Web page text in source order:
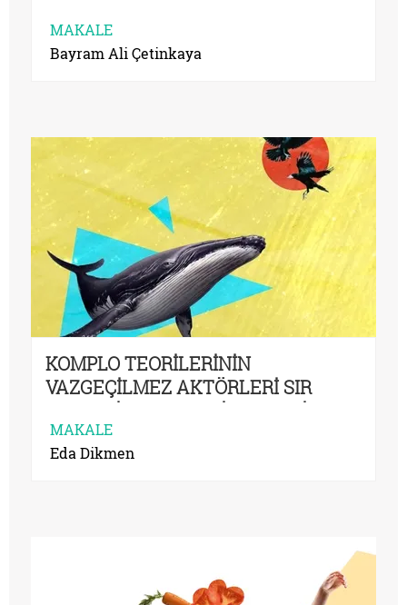
MAKALE
Bayram Ali Çetinkaya
KOMPLO TEORİLERİNİN
VAZGEÇİLMEZ AKTÖRLERİ SIR
PERDESİ ARDINDAKİ EZOTERİK
ÖRGÜTLER
MAKALE
Eda Dikmen